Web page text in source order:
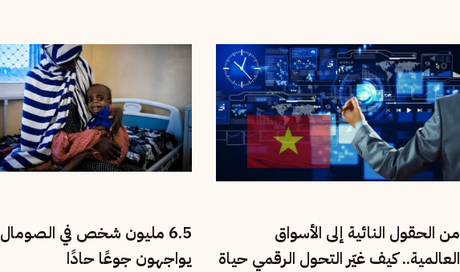
من الحقول النائية إلى الأسواق
العالمية.. كيف غيّر التحول الرقمي حياة
6.5 مليون شخص في الصومال
يواجهون جوعًا حادًا